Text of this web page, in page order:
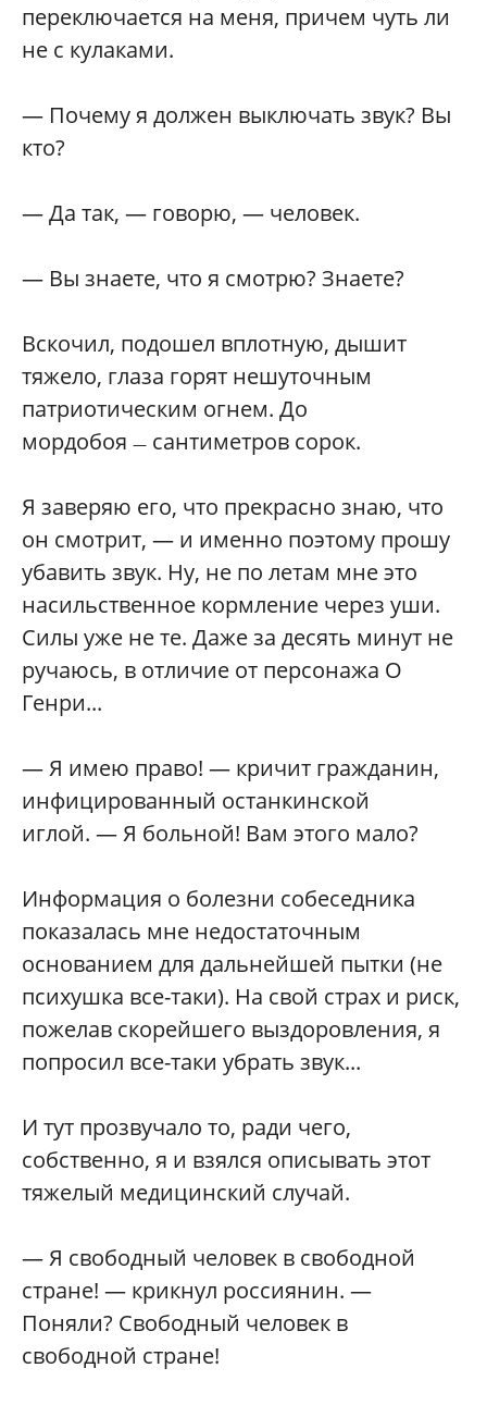
переключается на меня, причем чуть ли
не с кулаками.
— Почему я должен выключать звук? Вы
кто?
— Да так, — говорю, — человек.
— Вы знаете, что я смотрю? Знаете?
Вскочил, подошел вплотную, дышит
тяжело, глаза горят нешуточным
патриотическим огнем. До
мордобоя — сантиметров сорок.
Я заверяю его, что прекрасно знаю, что
он смотрит, — и именно поэтому прошу
убавить звук. Ну, не по летам мне это
насильственное кормление через уши.
Силы уже не те. Даже за десять минут не
ручаюсь, в отличие от персонажа О
Генри...
— Я имею право! — кричит гражданин,
инфицированный останкинской
иглой. — Я больной! Вам этого мало?
Информация о болезни собеседника
показалась мне недостаточным
основанием для дальнейшей пытки (не
психушка все-таки). На свой страх и риск,
пожелав скорейшего выздоровления, я
попросил все-таки убрать звук...
И тут прозвучало то, ради чего,
собственно, я и взялся описывать этот
тяжелый медицинский случай.
— Я свободный человек в свободной
стране! — крикнул россиянин. —
Поняли? Свободный человек в
свободной стране!